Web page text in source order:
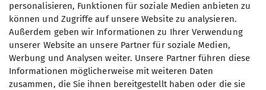
Pfarrer-Kraus-Straße 63
56077 Koblenz-Arenberg
personalisieren, Funktionen für soziale Medien anbieten zu
können und Zugriffe auf unsere Website zu analysieren.
Außerdem geben wir Informationen zu Ihrer Verwendung
unserer Website an unsere Partner für soziale Medien,
Werbung und Analysen weiter. Unsere Partner führen diese
Informationen möglicherweise mit weiteren Daten
zusammen, die Sie ihnen bereitgestellt haben oder die sie